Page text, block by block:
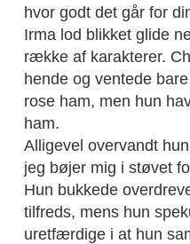
hvor godt det går for
Irma lod blikket glide
række af karakterer.
hende og ventede
rose ham, men hun
ham.
Alligevel overvandt
jeg bøjer mig i støvet
Hun bukkede
tilfreds, mens hun
uretfærdige i at hun